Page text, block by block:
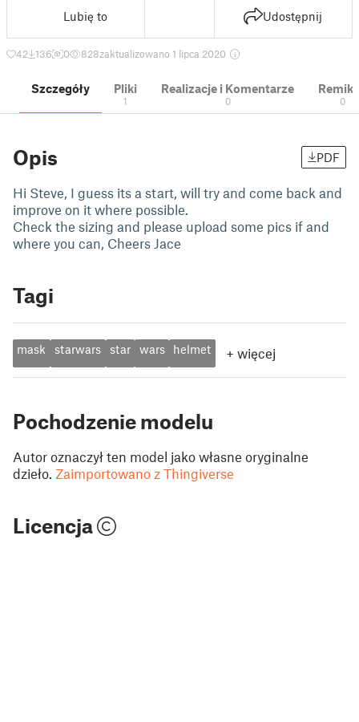
Lubię to Udostępnij
42 136 0 828zaktualizowano 1 lipca 2020
Szczegóły Pliki
1
Realizacje i Komentarze
0 0
Opis PDF
Hi Steve, I guess its a start, will try and come back and
improve on it where possible.
Check the sizing and please upload some pics if and
where you can, Cheers Jace
Tagi
mask starwars star wars helmet + więcej
Pochodzenie modelu
Autor oznaczył ten model jako własne oryginalne
dzieło. Zaimportowano z Thingiverse
Licencja